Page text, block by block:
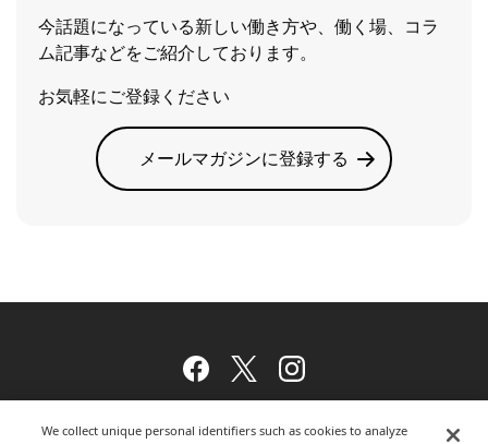
今話題になっている新しい働き方や、働く場、コラ
ム記事などをご紹介しております。
お気軽にご登録ください
メールマガジンに登録する
Facebook
TwitterInstagram
We collect unique personal identifiers such as cookies to analyze